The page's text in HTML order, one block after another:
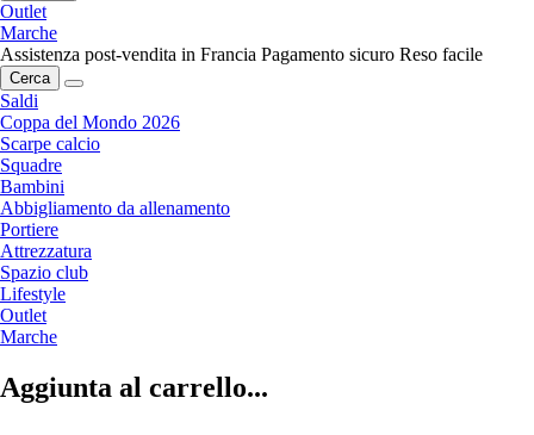
Outlet
Marche
Assistenza post-vendita in Francia Pagamento sicuro Reso facile
Cerca
Saldi
Coppa del Mondo 2026
Scarpe calcio
Squadre
Bambini
Abbigliamento da allenamento
Portiere
Attrezzatura
Spazio club
Lifestyle
Outlet
Marche
Aggiunta al carrello...